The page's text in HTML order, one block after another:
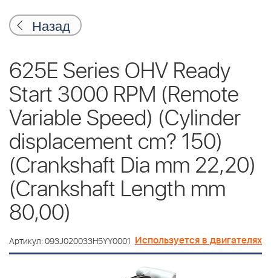
Назад
625E Series OHV Ready
Start 3000 RPM (Remote
Variable Speed) (Cylinder
displacement cm? 150)
(Crankshaft Dia mm 22,20)
(Crankshaft Length mm
80,00)
Артикул: 093J020033H5YY0001 Используется в двигателях